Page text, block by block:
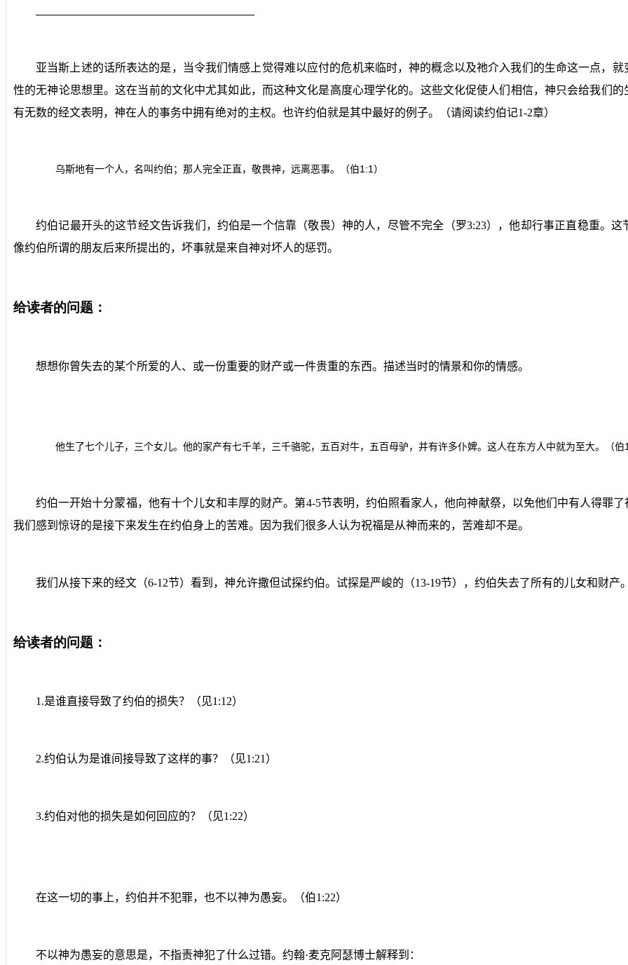
亚当斯上述的话所表达的是，当令我们情感上觉得难以应付的危机来临时，神的概念以及祂介入我们的生命这一点，
性的无神论思想里。这在当前的文化中尤其如此，而这种文化是高度心理学化的。这些文化促使人们相信，神只会给我们
有无数的经文表明，神在人的事务中拥有绝对的主权。也许约伯就是其中最好的例子。（请阅读约伯记1-2章）
乌斯地有一个人，名叫约伯；那人完全正直，敬畏神，远离恶事。（伯1:1 ）
约伯记最开头的这节经文告诉我们，约伯是一个信靠（敬畏）神的人，尽管不完全（罗3:23），他却行事正直稳重。这
像约伯所谓的朋友后来所提出的，坏事就是来自神对坏人的惩罚。
给读者的问题：
想想你曾失去的某个所爱的人、或一份重要的财产或一件贵重的东西。描述当时的情景和你的情感。
他生了七个儿子，三个女儿。他的家产有七千羊，三千骆驼，五百对牛，五百母驴，并有许多仆婢。这人在东方人中就为至大。（伯
约伯一开始十分蒙福，他有十个儿女和丰厚的财产。第4-5节表明，约伯照看家人，他向神献祭，以免他们中有人得罪
我们感到惊讶的是接下来发生在约伯身上的苦难。因为我们很多人认为祝福是从神而来的，苦难却不是。
我们从接下来的经文（6-12节）看到，神允许撒但试探约伯。试探是严峻的（13-19节），约伯失去了所有的儿女和财产
给读者的问题：
1.是谁直接导致了约伯的损失？ （见1:12）
2.约伯认为是谁间接导致了这样的事？ （见1:21 ）
3.约伯对他的损失是如何回应的？ （见1:22）
在这一切的事上，约伯并不犯罪，也不以神为愚妄。（伯1:22）
不以神为愚妄的意思是，不指责神犯了什么过错。约翰·麦克阿瑟博士解释到：